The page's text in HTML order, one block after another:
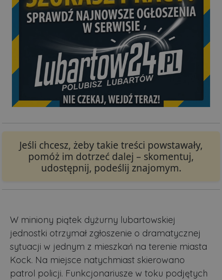
Jeśli chcesz, żeby takie treści powstawały,
pomóż im dotrzeć dalej – skomentuj,
udostępnij, podeślij znajomym.
W miniony piątek dyżurny lubartowskiej
jednostki otrzymał zgłoszenie o dramatycznej
sytuacji w jednym z mieszkań na terenie miasta
Kock. Na miejsce natychmiast skierowano
patrol policji. Funkcjonariusze w toku podjętych